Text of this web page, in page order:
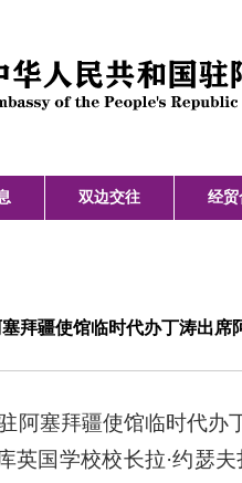
双边交往 经贸
拜疆使馆临时代办丁涛出席
阿塞拜疆使馆临时代办
英国学校校长拉·约瑟